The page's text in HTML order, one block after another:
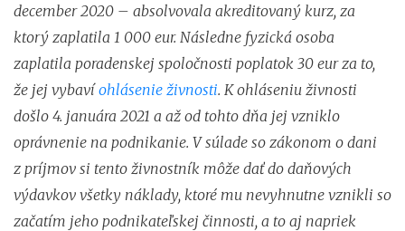
december 2020 – absolvovala akreditovaný kurz, za
ktorý zaplatila 1 000 eur. Následne fyzická osoba
zaplatila poradenskej spoločnosti poplatok 30 eur za to,
že jej vybavíohlásenie živnosti. K ohláseniu živnosti
došlo 4. januára 2021 a až od tohto dňa jej vzniklo
oprávnenie na podnikanie. V súlade so zákonom o dani
z príjmov si tento živnostník môže dať do daňových
výdavkov všetky náklady, ktoré mu nevyhnutne vznikli so
začatím jeho podnikateľskej činnosti, a to aj napriek